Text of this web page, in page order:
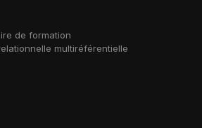
de formation
multiréférentielle